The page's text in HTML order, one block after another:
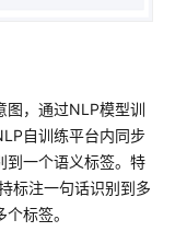
图，通过NLP模型训
自训练平台内同步
到一个语义标签。特
标注一句话识别到多
标签。